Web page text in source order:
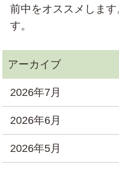
前中をオススメしま
す。
2026年7月
2026年6月
2026年5月